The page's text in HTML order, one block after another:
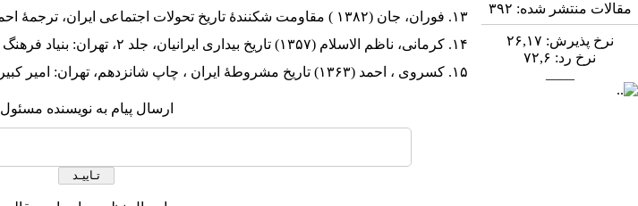
مقالات منتشر شده: ۳۹۲
نرخ پذیرش: ۲۶,۱۷
نرخ رد: ۷۲,۶
۱۳. فوران، جان (۱۳۸۲ ) مقاومت شکنندۀ تاریخ تحولات اجتماعی ایران، ترجمۀ احمد تدین، تهران: رسا.
۱۴. کرمانی، ناظم الاسلام (۱۳۵۷) تاریخ بیداری ایرانیان، جلد ۲، تهران: بنیاد فرهنگ ایران .
۱۵. کسروی ، احمد (۱۳۶۳) تاریخ مشروطۀ ایران ، چاپ شانزدهم، تهران: امیر کبیر.
ارسال پیام به نویسنده مسئول